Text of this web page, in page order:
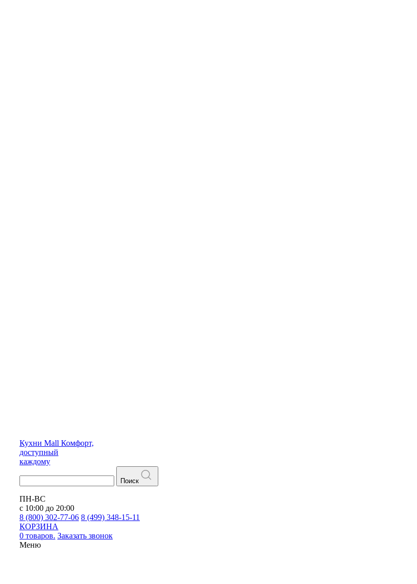
Кухни Mall Комфорт,
доступный
каждому
Поиск
ПН-ВС
с 10:00 до 20:00
8 (800) 302-77-06 8 (499) 348-15-11
КОРЗИНА
0 товаров. Заказать звонок
Меню